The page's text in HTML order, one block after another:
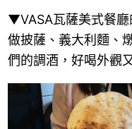
▼VASA瓦薩美式餐
做披薩、義大利麵、
們的調酒，好喝外觀